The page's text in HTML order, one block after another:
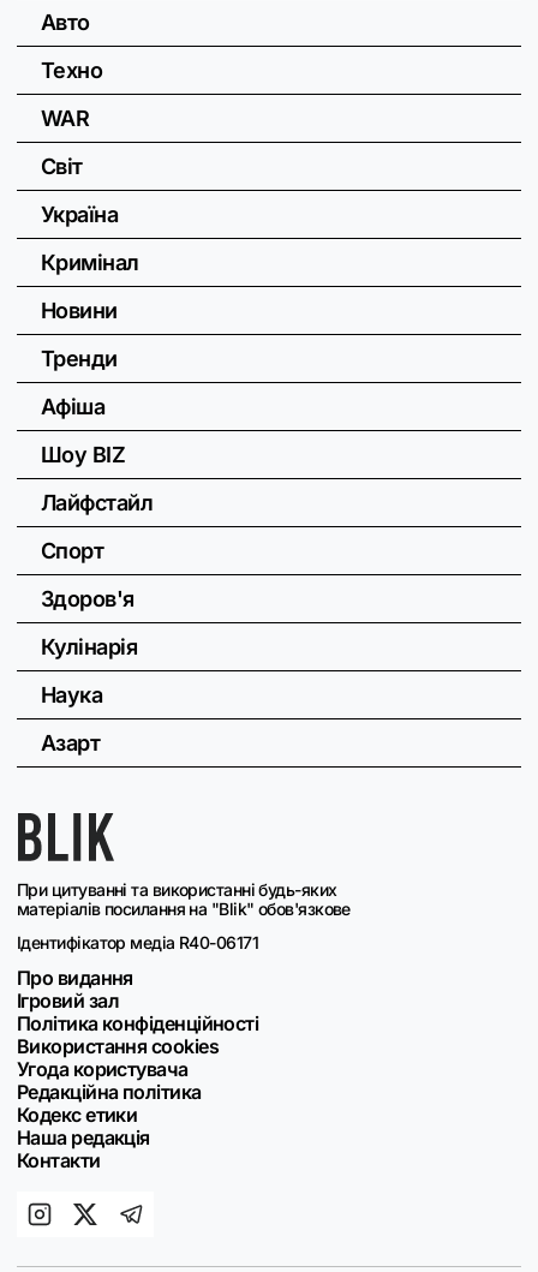
При цитуванні та використанні будь-яких
матеріалів посилання на "Blik" обов'язкове
Ідентифікатор медіа R40-06171
Про видання
Ігровий зал
Політика конфіденційності
Використання cookies
Угода користувача
Редакційна політика
Кодекс етики
Наша редакція
Контакти
Авто
Техно
WAR
Світ
Україна
Кримінал
Новини
Тренди
Афіша
Шоу BIZ
Лайфстайл
Спорт
Здоров'я
Кулінарія
Наука
Азарт